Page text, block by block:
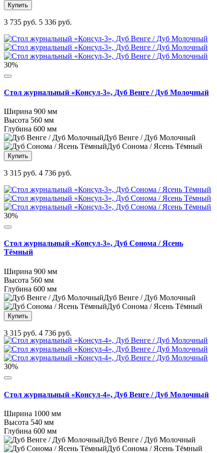
Купить
3 735 руб. 5 336 руб.
30%
Стол журнальный «Консул-3», Дуб Венге / Дуб Молочный
Ширина 900 мм
Высота 560 мм
Глубина 600 мм
Дуб Венге / Дуб Молочный
Дуб Сонома / Ясень Тёмный
Купить
3 315 руб. 4 736 руб.
30%
Стол журнальный «Консул-3», Дуб Сонома / Ясень
Тёмный
Ширина 900 мм
Высота 560 мм
Глубина 600 мм
Дуб Венге / Дуб Молочный
Дуб Сонома / Ясень Тёмный
Купить
3 315 руб. 4 736 руб.
30%
Стол журнальный «Консул-4», Дуб Венге / Дуб Молочный
Ширина 1000 мм
Высота 540 мм
Глубина 600 мм
Дуб Венге / Дуб Молочный
Дуб Сонома / Ясень Тёмный